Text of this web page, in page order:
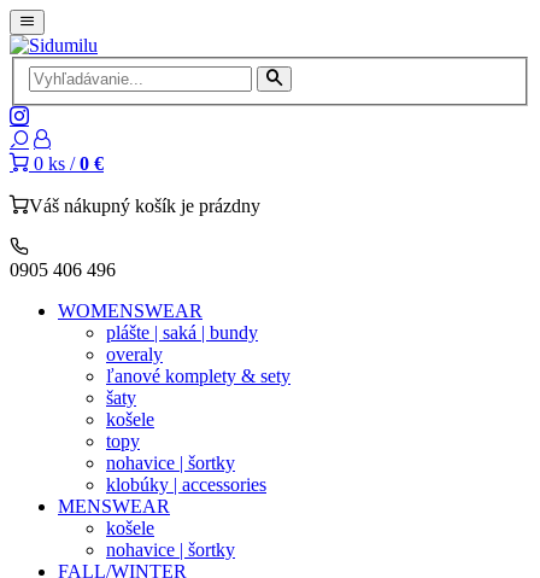
0 ks / 0 €
Váš nákupný košík je prázdny
0905 406 496
WOMENSWEAR
plášte | saká | bundy
overaly
ľanové komplety & sety
šaty
košele
topy
nohavice | šortky
klobúky | accessories
MENSWEAR
košele
nohavice | šortky
FALL/WINTER